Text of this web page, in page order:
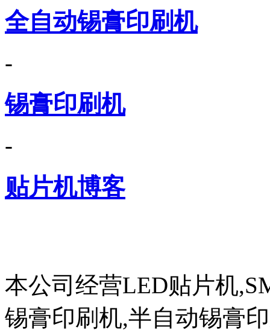
全自动锡膏印刷机
-
锡膏印刷机
-
贴片机博客
本公司经营LED贴片机
锡膏印刷机,半自动锡膏